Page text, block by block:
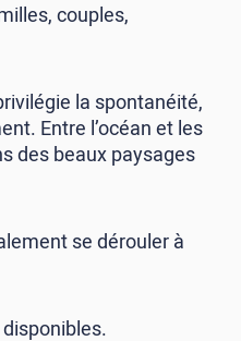
couples,
la spontanéité,
Entre l’océan et les
des beaux paysages
se dérouler à